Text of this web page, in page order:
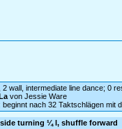
2 wall, intermediate line dance; 0
von Jessie Ware
beginnt nach 32 Taktschlägen mit
turning ¼ l, shuffle forward